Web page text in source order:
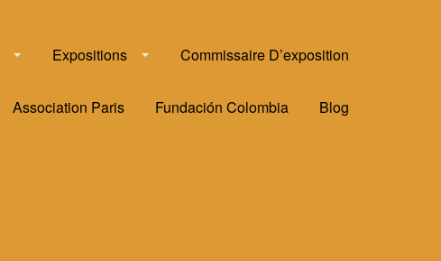
Expositions Commissaire D’exposition
Association Paris Fundación Colombia Blog